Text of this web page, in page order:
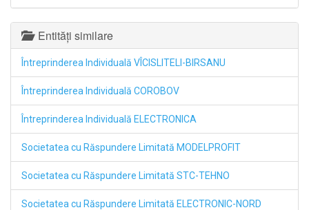
Entități similare
Întreprinderea Individuală VÎCISLITELI-BIRSANU
Întreprinderea Individuală COROBOV
Întreprinderea Individuală ELECTRONICA
Societatea cu Răspundere Limitată MODELPROFIT
Societatea cu Răspundere Limitată STC-TEHNO
Societatea cu Răspundere Limitată ELECTRONIC-NORD